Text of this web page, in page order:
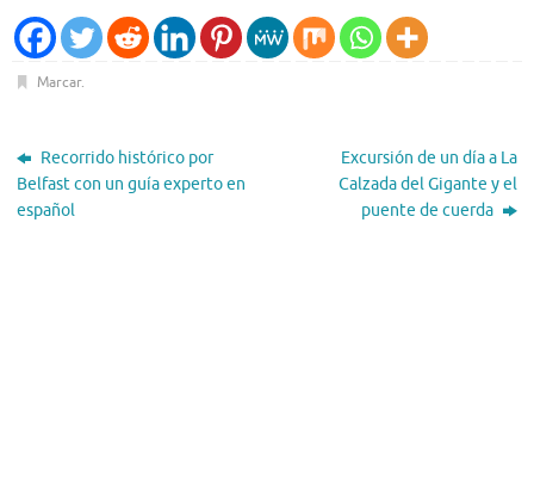
Marcar.
Recorrido histórico por
Belfast con un guía experto en
español
Excursión de un día a La
Calzada del Gigante y el
puente de cuerda